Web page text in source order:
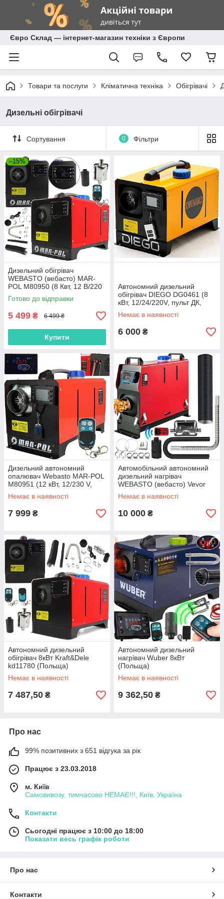
Євро Склад — інтернет-магазин техніки з Європи
Товари та послуги Кліматична техніка Обігрівачі
Дизельні обігрівачі
Сортування 0 Фільтри
–15%
Дизельний обігрівач
WEBASTO (вебасто) MAR-
POL M80950 (8 Квт, 12 В/220
В, Польща)
Готово до відправки
5 499 ₴ 6 499 ₴
Купити
Автономний дизельний
обігрівач DIEGO DG0461 (8
кВт, 12/24/220V, пульт ДК,
глушник, Польща)
Немає в наявності
6 000 ₴
Дизельний автономний
опалювач Webasto MAR-POL
M80951 (12 кВт, 12/230 V,
LCD + пульт, Польща)
Немає в наявності
7 999 ₴
Автомобільний автономний
дизельний нагрівач
WEBASTO (вебасто) Vevor
ZM5001 (12 V 8KW,
Німеччина)
Немає в наявності
10 000 ₴
Автономний дизельний
обігрівач 8кВт Kraft&Dele
kd11780 (Польща)
Немає в наявності
7 487,50 ₴
Автономний дизельний
нагрівач Wuber 8кВт
(Польща)
Немає в наявності
9 362,50 ₴
Про нас
99% позитивних з 651 відгука за рік
Працює з 23.03.2018
м. Київ
Самовивозу, тимчасово НЕМАЄ!!!, Київ, Україна
Контакти
Сьогодні працює з 10:00 до 18:00
Показати весь графік роботи
Про нас
Контакти